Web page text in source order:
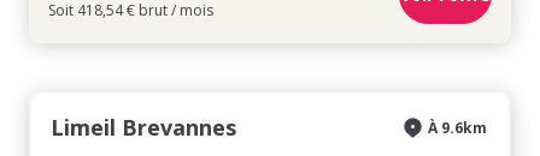
Soit 418,54 € brut / mois
Limeil Brevannes
À 9.6km